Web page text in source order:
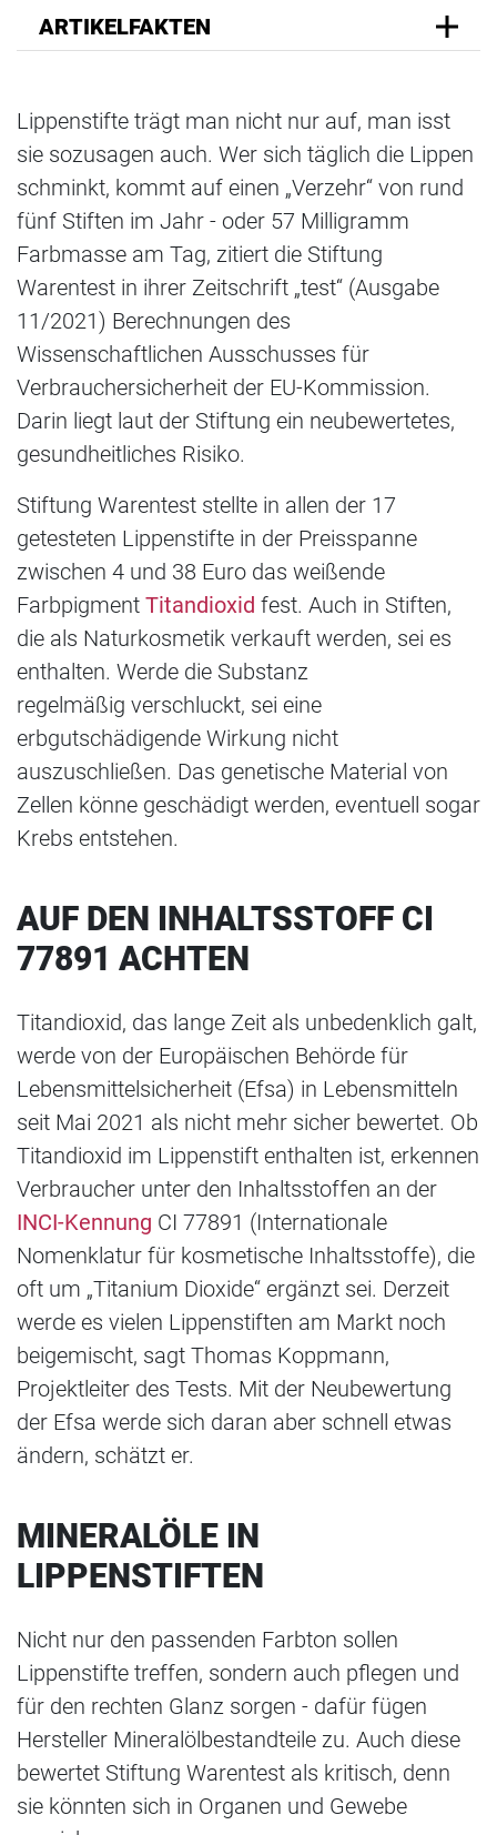
ARTIKELFAKTEN
Lippenstifte trägt man nicht nur auf, man isst
sie sozusagen auch. Wer sich täglich die Lippen
schminkt, kommt auf einen „Verzehr“ von rund
fünf Stiften im Jahr - oder 57 Milligramm
Farbmasse am Tag, zitiert die Stiftung
Warentest in ihrer Zeitschrift „test“ (Ausgabe
11/2021) Berechnungen des
Wissenschaftlichen Ausschusses für
Verbrauchersicherheit der EU-Kommission.
Darin liegt laut der Stiftung ein neubewertetes,
gesundheitliches Risiko.
Stiftung Warentest stellte in allen der 17
getesteten Lippenstifte in der Preisspanne
zwischen 4 und 38 Euro das weißende
Farbpigment Titandioxid fest. Auch in Stiften,
die als Naturkosmetik verkauft werden, sei es
enthalten. Werde die Substanz
regelmäßig verschluckt, sei eine
erbgutschädigende Wirkung nicht
auszuschließen. Das genetische Material von
Zellen könne geschädigt werden, eventuell sogar
Krebs entstehen.
AUF DEN INHALTSSTOFF CI
77891 ACHTEN
Titandioxid, das lange Zeit als unbedenklich galt,
werde von der Europäischen Behörde für
Lebensmittelsicherheit (Efsa) in Lebensmitteln
seit Mai 2021 als nicht mehr sicher bewertet. Ob
Titandioxid im Lippenstift enthalten ist, erkennen
Verbraucher unter den Inhaltsstoffen an der
INCI-Kennung CI 77891 (Internationale
Nomenklatur für kosmetische Inhaltsstoffe), die
oft um „Titanium Dioxide“ ergänzt sei. Derzeit
werde es vielen Lippenstiften am Markt noch
beigemischt, sagt Thomas Koppmann,
Projektleiter des Tests. Mit der Neubewertung
der Efsa werde sich daran aber schnell etwas
ändern, schätzt er.
MINERALÖLE IN
LIPPENSTIFTEN
Nicht nur den passenden Farbton sollen
Lippenstifte treffen, sondern auch pflegen und
für den rechten Glanz sorgen - dafür fügen
Hersteller Mineralölbestandteile zu. Auch diese
bewertet Stiftung Warentest als kritisch, denn
sie könnten sich in Organen und Gewebe